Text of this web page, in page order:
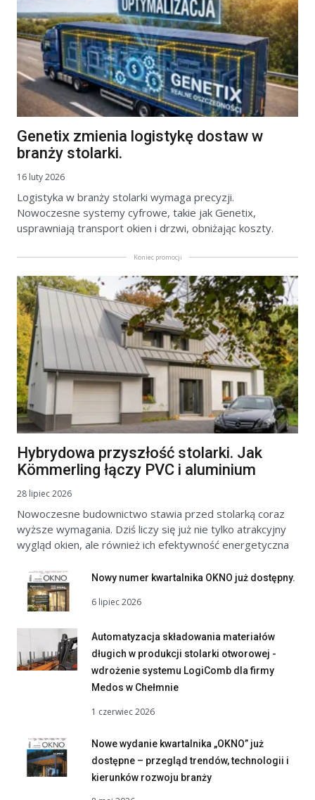
Genetix zmienia logistykę dostaw w
branży stolarki.
16 luty 2026
Logistyka w branży stolarki wymaga precyzji.
Nowoczesne systemy cyfrowe, takie jak Genetix,
usprawniają transport okien i drzwi, obniżając koszty.
Koniec promocji
Hybrydowa przyszłość stolarki. Jak
Kömmerling łączy PVC i aluminium
28 lipiec 2026
Nowoczesne budownictwo stawia przed stolarką coraz
wyższe wymagania. Dziś liczy się już nie tylko atrakcyjny
wygląd okien, ale również ich efektywność energetyczna
Nowy numer kwartalnika OKNO już dostępny.
6 lipiec 2026
Automatyzacja składowania materiałów
długich w produkcji stolarki otworowej -
wdrożenie systemu LogiComb dla firmy
Medos w Chełmnie
1 czerwiec 2026
Nowe wydanie kwartalnika „OKNO” już
dostępne – przegląd trendów, technologii i
kierunków rozwoju branży